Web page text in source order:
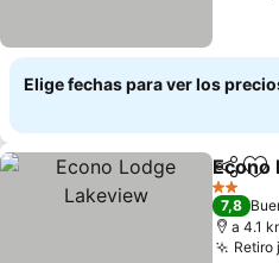
Elige fechas para ver los
Econo
2 Estrellas
7,8
a 4.1
Retiro